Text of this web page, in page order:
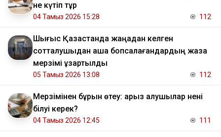
не күтіп тұр
04 Тамыз 2026 15:28 112
Шығыс Қазақстанда жаңадан келген
сотталушыдан ақша бопсалағандардың жаза
мерзімі ұзартылды
05 Тамыз 2026 13:08 112
Мерзімінен бұрын өтеу: қарыз алушылар нені
білуі керек?
04 Тамыз 2026 12:45 111